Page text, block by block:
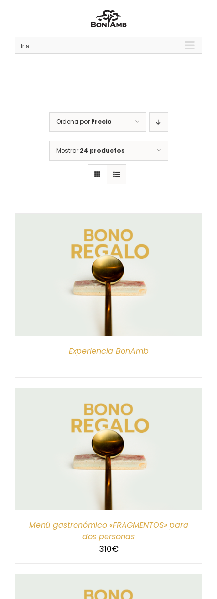
Ir a...
Ordena por Precio
Mostrar 24 productos
Experiencia BonAmb
Menú gastronómico «FRAGMENTOS» para
dos personas
310€